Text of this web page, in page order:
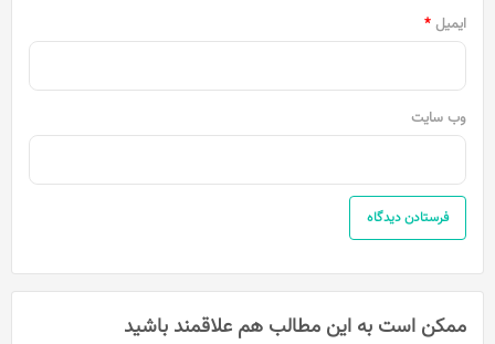
ایمیل *
وب‌ سایت
ممکن است به این مطالب هم علاقمند باشید